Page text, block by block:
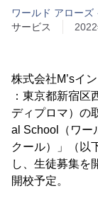
ワールド アロー
サービス
株式会社M’sイ
：東京都新宿
ディプロマ）の
al School（ワー
クール）」（以
し、生徒募集を
開校予定。